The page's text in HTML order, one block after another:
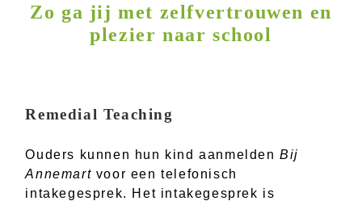
Zo ga jij met zelfvertrouwen en
plezier naar school
Remedial Teaching
Ouders kunnen hun kind aanmeldenBij
Annemart voor een telefonisch
intakegesprek. Het intakegesprek is